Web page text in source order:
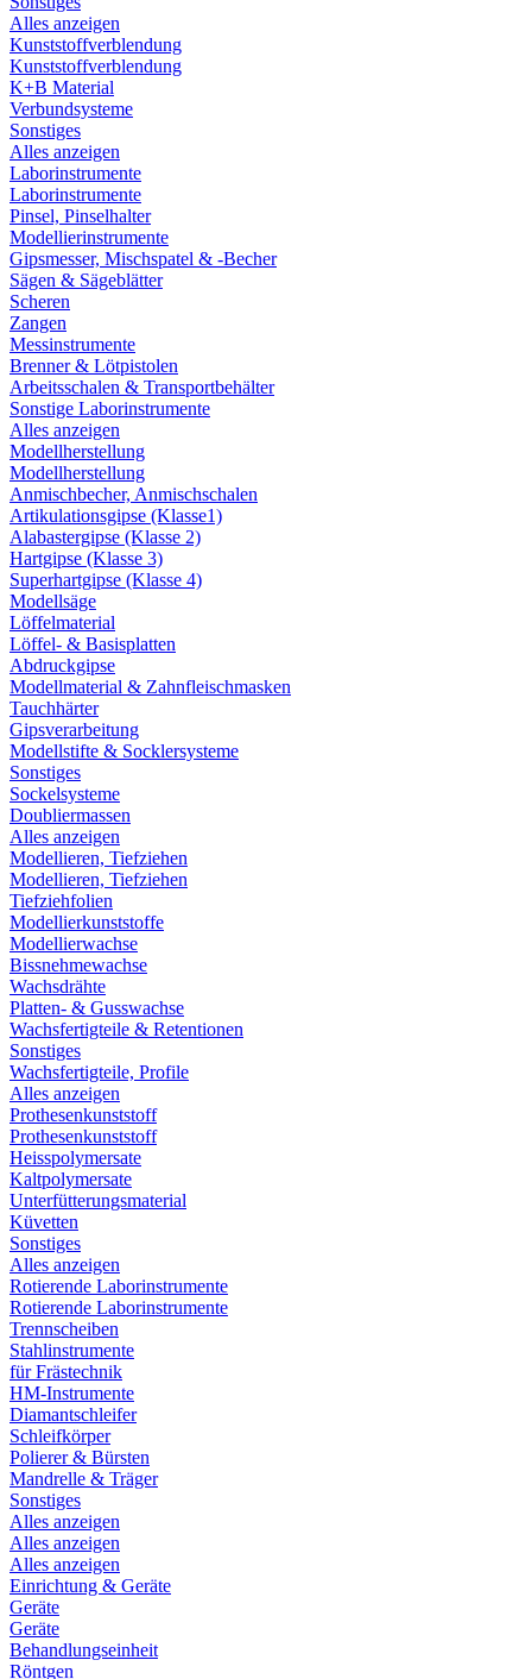
Alles anzeigen
Kunststoffverblendung
Kunststoffverblendung
K+B Material
Verbundsysteme
Sonstiges
Alles anzeigen
Laborinstrumente
Laborinstrumente
Pinsel, Pinselhalter
Modellierinstrumente
Gipsmesser, Mischspatel & -Becher
Sägen & Sägeblätter
Scheren
Zangen
Messinstrumente
Brenner & Lötpistolen
Arbeitsschalen & Transportbehälter
Sonstige Laborinstrumente
Alles anzeigen
Modellherstellung
Modellherstellung
Anmischbecher, Anmischschalen
Artikulationsgipse (Klasse1)
Alabastergipse (Klasse 2)
Hartgipse (Klasse 3)
Superhartgipse (Klasse 4)
Modellsäge
Löffelmaterial
Löffel- & Basisplatten
Abdruckgipse
Modellmaterial & Zahnfleischmasken
Tauchhärter
Gipsverarbeitung
Modellstifte & Socklersysteme
Sonstiges
Sockelsysteme
Doubliermassen
Alles anzeigen
Modellieren, Tiefziehen
Modellieren, Tiefziehen
Tiefziehfolien
Modellierkunststoffe
Modellierwachse
Bissnehmewachse
Wachsdrähte
Platten- & Gusswachse
Wachsfertigteile & Retentionen
Sonstiges
Wachsfertigteile, Profile
Alles anzeigen
Prothesenkunststoff
Prothesenkunststoff
Heisspolymersate
Kaltpolymersate
Unterfütterungsmaterial
Küvetten
Sonstiges
Alles anzeigen
Rotierende Laborinstrumente
Rotierende Laborinstrumente
Trennscheiben
Stahlinstrumente
für Frästechnik
HM-Instrumente
Diamantschleifer
Schleifkörper
Polierer & Bürsten
Mandrelle & Träger
Sonstiges
Alles anzeigen
Alles anzeigen
Alles anzeigen
Einrichtung & Geräte
Geräte
Geräte
Behandlungseinheit
Röntgen